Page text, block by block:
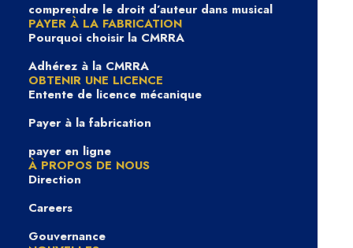
comprendre le droit d’auteur dans musical
PAYER À LA FABRICATION
Pourquoi choisir la CMRRA
Adhérez à la CMRRA
OBTENIR UNE LICENCE
Entente de licence mécanique
Payer à la fabrication
payer en ligne
À PROPOS DE NOUS
Direction
Careers
Gouvernance
InBlog